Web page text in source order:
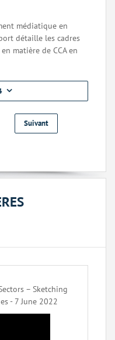
médiatique en
détaille les cadres
matière de CCA en
Suivant
– Sketching
- 7 June 2022